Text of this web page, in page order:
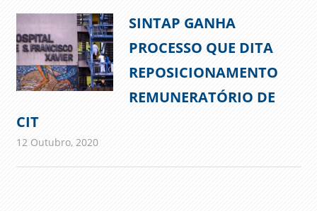
SINTAP GANHA
PROCESSO QUE DITA
REPOSICIONAMENTO
REMUNERATÓRIO DE
CIT
12 Outubro, 2020admin
Comunicados